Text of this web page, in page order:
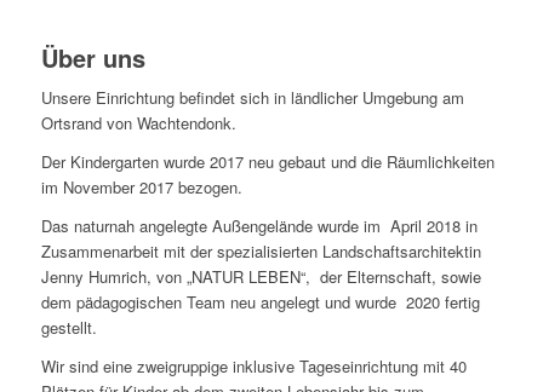
Über uns
Unsere Einrichtung befindet sich in ländlicher Umgebung am
Ortsrand von Wachtendonk.
Der Kindergarten wurde 2017 neu gebaut und die Räumlichkeiten
im November 2017 bezogen.
Das naturnah angelegte Außengelände wurde im April 2018 in
Zusammenarbeit mit der spezialisierten Landschaftsarchitektin
Jenny Humrich, von „NATUR LEBEN“, der Elternschaft, sowie
dem pädagogischen Team neu angelegt und wurde 2020 fertig
gestellt.
Wir sind eine zweigruppige inklusive Tageseinrichtung mit 40